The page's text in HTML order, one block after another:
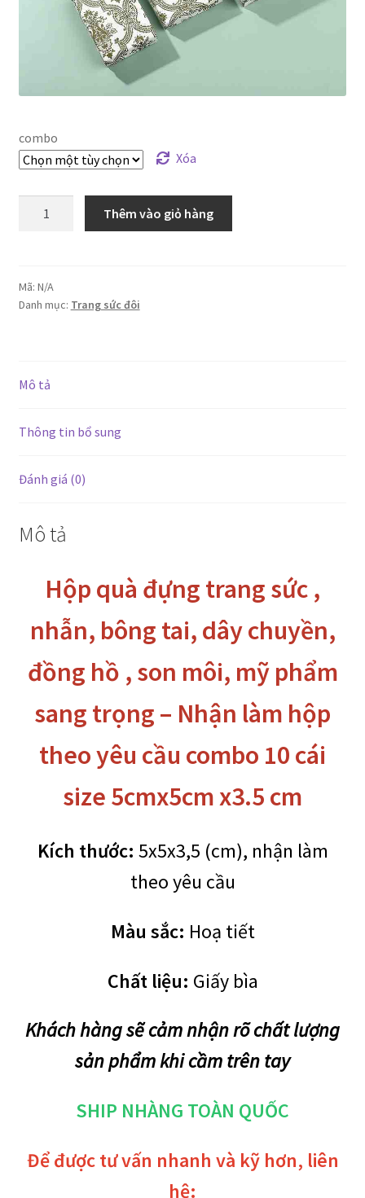
combo
Xóa
sức
,
dây
đồng
son
mỹ
trọng
Nhận
hộp
yêu
combo
Thêm vào giỏ hàng
Mã: N/A
Danh mục: Trang sức đôi
Mô tả
Thông tin bổ sung
Đánh giá (0)
Mô tả
Hộp quà đựng trang sức ,
nhẫn, bông tai, dây chuyền,
đồng hồ , son môi, mỹ phẩm
sang trọng – Nhận làm hộp
theo yêu cầu combo 10 cái
size 5cmx5cm x3.5 cm
Kích thước: 5x5x3,5 (cm), nhận làm
theo yêu cầu
Màu sắc: Hoạ tiết
Chất liệu: Giấy bìa
Khách hàng sẽ cảm nhận rõ chất lượng
sản phẩm khi cầm trên tay
SHIP NHÀNG TOÀN QUỐC
Để được tư vấn nhanh và kỹ hơn, liên
hệ: